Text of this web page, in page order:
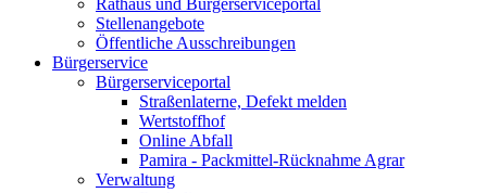
Rathaus und Bürgerserviceportal
Stellenangebote
Öffentliche Ausschreibungen
Bürgerservice
Bürgerserviceportal
Straßenlaterne, Defekt melden
Wertstoffhof
Online Abfall
Pamira - Packmittel-Rücknahme Agrar
Verwaltung